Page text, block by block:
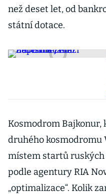
než deset let, od
státní dotace.
Kosmodrom Bajkonur,
druhého kosmodromu
místem startů ruských
podle agentury RIA
„optimalizace“. Kolik